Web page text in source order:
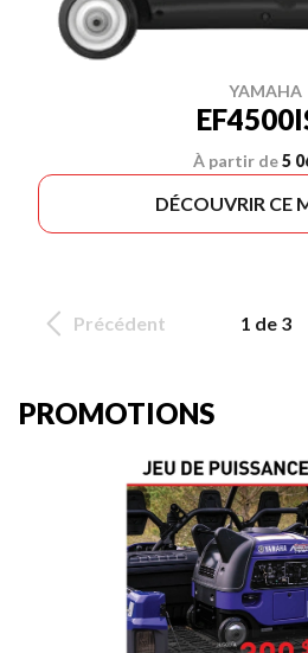
YAMAHA
À partir de5
DÉCOUVRIR CE
Précédent 1 de 3
PROMOTIONS